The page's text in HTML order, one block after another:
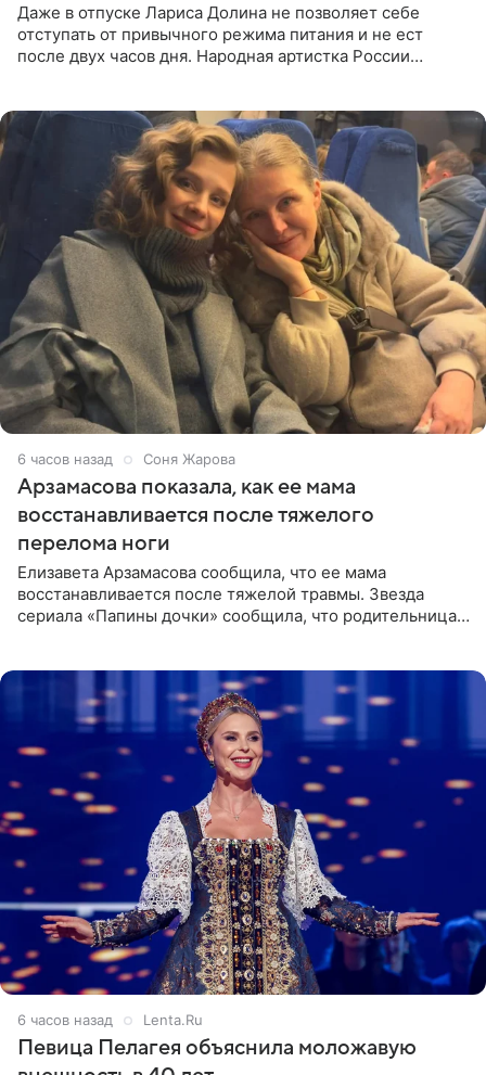
Даже в отпуске Лариса Долина не позволяет себе
отступать от привычного режима питания и не ест
после двух часов дня. Народная артистка России
6 часов назад Соня Жарова
Арзамасова показала, как ее мама
восстанавливается после тяжелого
перелома ноги
Елизавета Арзамасова сообщила, что ее мама
восстанавливается после тяжелой травмы. Звезда
сериала «Папины дочки» сообщила, что родительница
6 часов назад Lenta.Ru
Певица Пелагея объяснила моложавую